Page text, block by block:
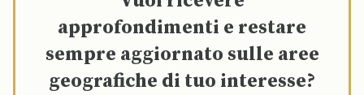
approfondimenti e restare
sempre aggiornato sulle aree
geografiche di tuo interesse?